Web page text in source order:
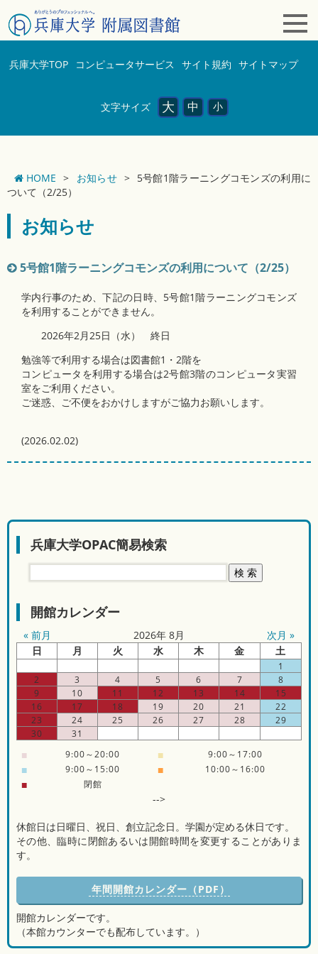
兵庫大学TOP コンピュータサービス サイト規約 サイトマップ
文字サイズ 大 中 小
HOME > お知らせ > 5号館1階ラーニングコモンズの利用に
ついて（2/25）
お知らせ
5号館1階ラーニングコモンズの利用について（2/25）
学内行事のため、下記の日時、5号館1階ラーニングコモンズ
を利用することができません。
2026年2月25日（水） 終日
勉強等で利用する場合は図書館1・2階を
コンピュータを利用する場合は2号館3階のコンピュータ実習
室をご利用ください。
ご迷惑、ご不便をおかけしますがご協力お願いします。
(2026.02.02)
兵庫大学OPAC簡易検索
開館カレンダー
« 前月 次月 »
2026年 8月
日
月 火 水 木 金 土
1
2
3 4 5 6 7
8
9
10 11 12 13 14
15
16
17 18 19 20 21
22
23
24 25 26 27 28
29
30
31
■ 9:00～20:00 ■ 9:00～17:00
■ 9:00～15:00 ■ 10:00～16:00
■ 閉館
-->
休館日は日曜日、祝日、創立記念日。学園が定める休日です。
その他、臨時に閉館あるいは開館時間を変更することがありま
す。
年間開館カレンダー（PDF）
開館カレンダーです。
（本館カウンターでも配布しています。）